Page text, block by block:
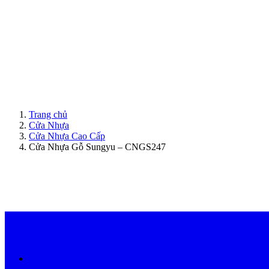
Trang chủ
Cửa Nhựa
Cửa Nhựa Cao Cấp
Cửa Nhựa Gỗ Sungyu – CNGS247